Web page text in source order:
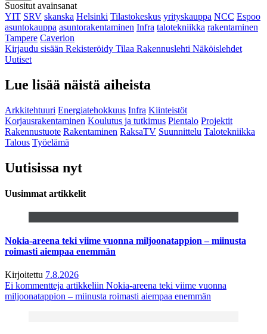
Suositut avainsanat
YIT SRV skanska Helsinki Tilastokeskus yrityskauppa NCC Espoo
asuntokauppa asuntorakentaminen Infra talotekniikka rakentaminen
Tampere Caverion
Kirjaudu sisään Rekisteröidy Tilaa Rakennuslehti Näköislehdet
Uutiset
Lue lisää näistä aiheista
Arkkitehtuuri Energiatehokkuus Infra Kiinteistöt
Korjausrakentaminen Koulutus ja tutkimus Pientalo Projektit
Rakennustuote Rakentaminen RaksaTV Suunnittelu Talotekniikka
Talous Työelämä
Uutisissa nyt
Uusimmat artikkelit
Nokia-areena teki viime vuonna miljoonatappion – miinusta
roimasti aiempaa enemmän
Kirjoitettu 7.8.2026
Ei kommentteja artikkeliin Nokia-areena teki viime vuonna
miljoonatappion – miinusta roimasti aiempaa enemmän